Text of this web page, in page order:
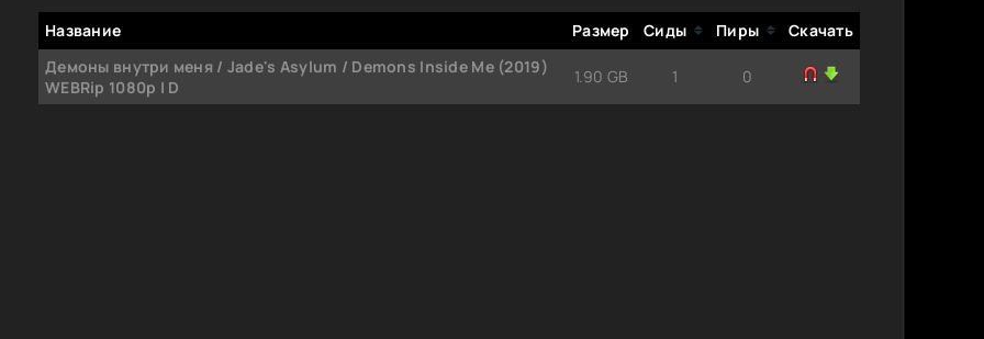
Название Размер Сиды Пиры
Скачать
Демоны внутри меня / Jade's Asylum / Demons Inside Me (2019)
WEBRip 1080p | D
1.90 GB 1 0